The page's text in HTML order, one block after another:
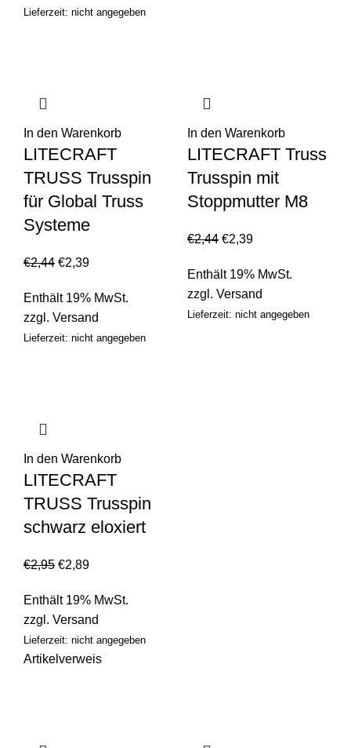
Lieferzeit: nicht angegeben
In den Warenkorb
LITECRAFT
TRUSS Trusspin
für Global Truss
Systeme
€2,44 €2,39
Enthält 19% MwSt.
zzgl. Versand
Lieferzeit: nicht angegeben
In den Warenkorb
LITECRAFT Truss
Trusspin mit
Stoppmutter M8
€2,44 €2,39
Enthält 19% MwSt.
zzgl. Versand
Lieferzeit: nicht angegeben
In den Warenkorb
LITECRAFT
TRUSS Trusspin
schwarz eloxiert
€2,95 €2,89
Enthält 19% MwSt.
zzgl. Versand
Lieferzeit: nicht angegeben
Artikelverweis